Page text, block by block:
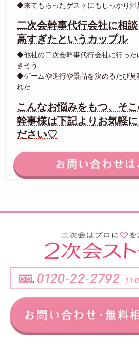
◆来てもらったゲストにもしっかり満
二次会幹事代行会社に相
高すぎたというカップル
◆他社の二次会幹事代行会社に行った
きそう
◆ゲームや進行や景品を決めるたび見
れた
こんなお悩みをもつ、そ
幹事様は下記よりお気軽
ださい♡